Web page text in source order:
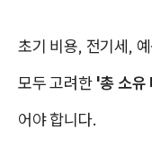
초기 비용, 전기세,
모두 고려한 '총 소유
어야 합니다.